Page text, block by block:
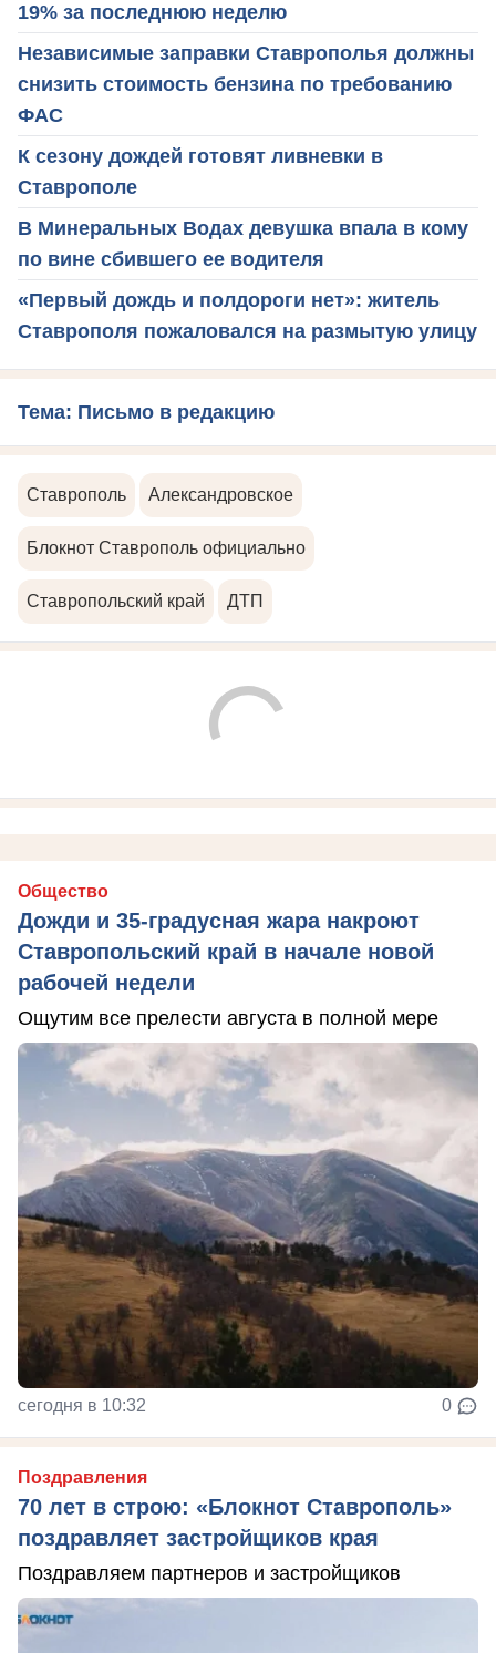
19% за последнюю неделю
Независимые заправки Ставрополья должны
снизить стоимость бензина по требованию
ФАС
К сезону дождей готовят ливневки в
Ставрополе
В Минеральных Водах девушка впала в кому
по вине сбившего ее водителя
«Первый дождь и полдороги нет»: житель
Ставрополя пожаловался на размытую улицу
Тема: Письмо в редакцию
Ставрополь Александровское
Блокнот Ставрополь официально
Ставропольский край ДТП
Общество
Дожди и 35-градусная жара накроют
Ставропольский край в начале новой
рабочей недели
Ощутим все прелести августа в полной мере
сегодня в 10:32 0
Поздравления
70 лет в строю: «Блокнот Ставрополь»
поздравляет застройщиков края
Поздравляем партнеров и застройщиков